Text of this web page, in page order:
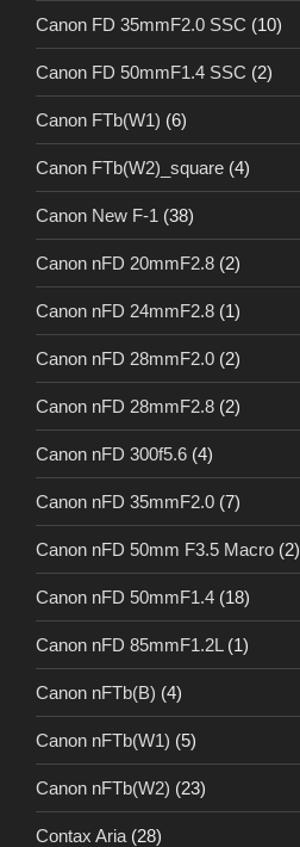
Canon FD 35mmF2.0 SSC (10)
Canon FD 50mmF1.4 SSC (2)
Canon FTb(W1) (6)
Canon FTb(W2)_square (4)
Canon New F-1 (38)
Canon nFD 20mmF2.8 (2)
Canon nFD 24mmF2.8 (1)
Canon nFD 28mmF2.0 (2)
Canon nFD 28mmF2.8 (2)
Canon nFD 300f5.6 (4)
Canon nFD 35mmF2.0 (7)
Canon nFD 50mm F3.5 Macro (2)
Canon nFD 50mmF1.4 (18)
Canon nFD 85mmF1.2L (1)
Canon nFTb(B) (4)
Canon nFTb(W1) (5)
Canon nFTb(W2) (23)
Contax Aria (28)